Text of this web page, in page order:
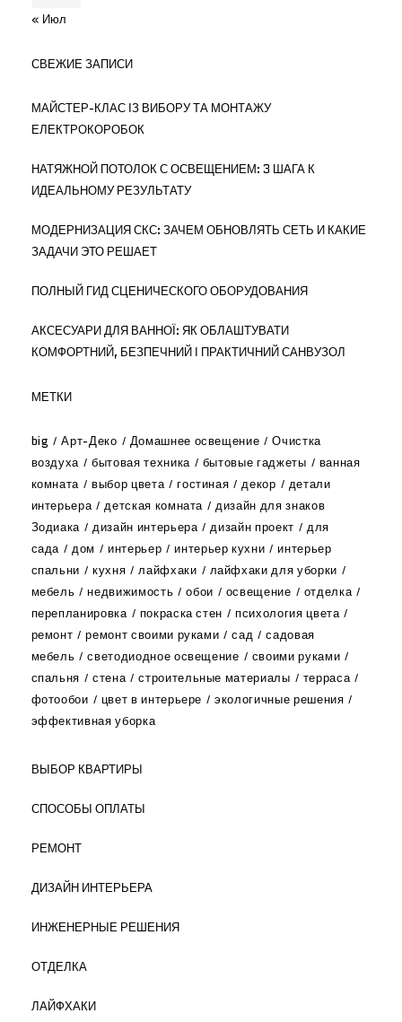
« Июл
СВЕЖИЕ ЗАПИСИ
МАЙСТЕР-КЛАС ІЗ ВИБОРУ ТА МОНТАЖУ
ЕЛЕКТРОКОРОБОК
НАТЯЖНОЙ ПОТОЛОК С ОСВЕЩЕНИЕМ: 3 ШАГА К
ИДЕАЛЬНОМУ РЕЗУЛЬТАТУ
МОДЕРНИЗАЦИЯ СКС: ЗАЧЕМ ОБНОВЛЯТЬ СЕТЬ И КАКИЕ
ЗАДАЧИ ЭТО РЕШАЕТ
ПОЛНЫЙ ГИД СЦЕНИЧЕСКОГО ОБОРУДОВАНИЯ
АКСЕСУАРИ ДЛЯ ВАННОЇ: ЯК ОБЛАШТУВАТИ
КОМФОРТНИЙ, БЕЗПЕЧНИЙ І ПРАКТИЧНИЙ САНВУЗОЛ
МЕТКИ
big Арт-Деко Домашнее освещение
Очистка
воздуха
бытовая техника бытовые гаджеты
ванная
комната
выбор цвета гостиная декор
детали
интерьера
детская комната
дизайн для знаков
Зодиака
дизайн интерьера дизайн проект
для
сада
дом интерьер интерьер кухни
интерьер
спальни
кухня лайфхаки
лайфхаки для уборки
мебель
недвижимость обои освещение
отделка
перепланировка
покраска стен
психология цвета
ремонт
ремонт своими руками сад
садовая
мебель
светодиодное освещение
своими руками
спальня
стена строительные материалы
терраса
фотообои
цвет в интерьере
экологичные решения
эффективная уборка
ВЫБОР КВАРТИРЫ
СПОСОБЫ ОПЛАТЫ
РЕМОНТ
ДИЗАЙН ИНТЕРЬЕРА
ИНЖЕНЕРНЫЕ РЕШЕНИЯ
ОТДЕЛКА
ЛАЙФХАКИ